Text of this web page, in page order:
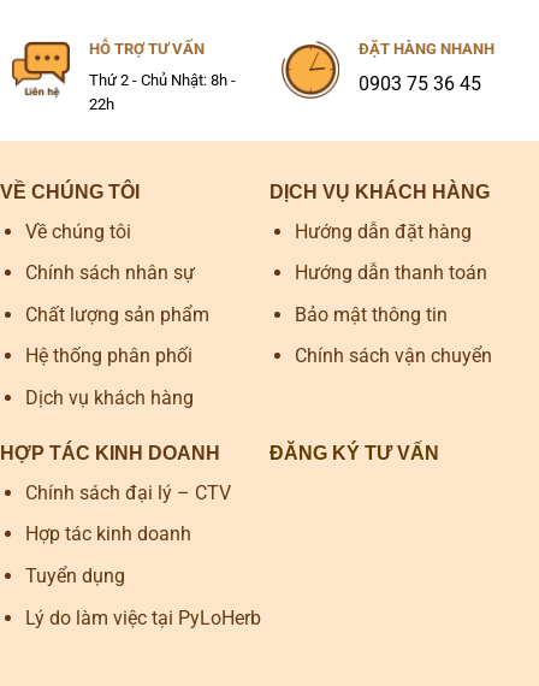
HỖ TRỢ TƯ VẤN
Thứ 2 - Chủ Nhật: 8h -
22h
ĐẶT HÀNG NHANH
0903 75 36 45
VỀ CHÚNG TÔI
Về chúng tôi
Chính sách nhân sự
Chất lượng sản phẩm
Hệ thống phân phối
Dịch vụ khách hàng
DỊCH VỤ KHÁCH HÀNG
Hướng dẫn đặt hàng
Hướng dẫn thanh toán
Bảo mật thông tin
Chính sách vận chuyển
HỢP TÁC KINH DOANH
Chính sách đại lý – CTV
Hợp tác kinh doanh
Tuyển dụng
Lý do làm việc tại PyLoHerb
ĐĂNG KÝ TƯ VẤN